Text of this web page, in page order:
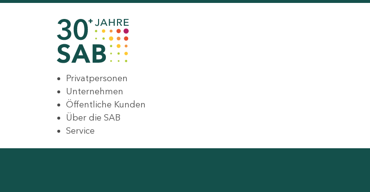
Privatpersonen
Unternehmen
Öffentliche Kunden
Über die SAB
Service